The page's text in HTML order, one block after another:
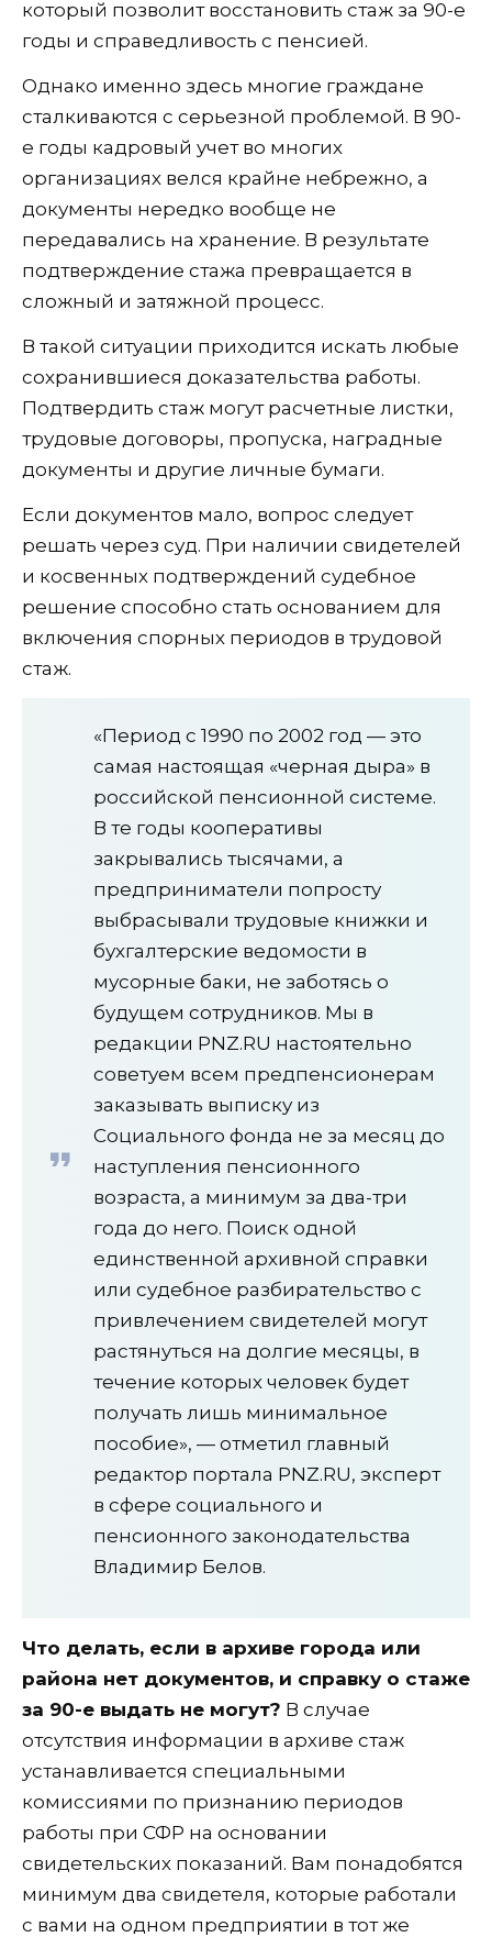
который позволит восстановить стаж за 90-е
годы и справедливость с пенсией.
Однако именно здесь многие граждане
сталкиваются с серьезной проблемой. В 90-
е годы кадровый учет во многих
организациях велся крайне небрежно, а
документы нередко вообще не
передавались на хранение. В результате
подтверждение стажа превращается в
сложный и затяжной процесс.
В такой ситуации приходится искать любые
сохранившиеся доказательства работы.
Подтвердить стаж могут расчетные листки,
трудовые договоры, пропуска, наградные
документы и другие личные бумаги.
Если документов мало, вопрос следует
решать через суд. При наличии свидетелей
и косвенных подтверждений судебное
решение способно стать основанием для
включения спорных периодов в трудовой
стаж.
«Период с 1990 по 2002 год — это
самая настоящая «черная дыра» в
российской пенсионной системе.
В те годы кооперативы
закрывались тысячами, а
предприниматели попросту
выбрасывали трудовые книжки и
бухгалтерские ведомости в
мусорные баки, не заботясь о
будущем сотрудников. Мы в
редакции PNZ.RU настоятельно
советуем всем предпенсионерам
заказывать выписку из
Социального фонда не за месяц до
наступления пенсионного
возраста, а минимум за два-три
года до него. Поиск одной
единственной архивной справки
или судебное разбирательство с
привлечением свидетелей могут
растянуться на долгие месяцы, в
течение которых человек будет
получать лишь минимальное
пособие», — отметил главный
редактор портала PNZ.RU, эксперт
в сфере социального и
пенсионного законодательства
Владимир Белов.
Что делать, если в архиве города или
района нет документов, и справку о стаже
за 90-е выдать не могут? В случае
отсутствия информации в архиве стаж
устанавливается специальными
комиссиями по признанию периодов
работы при СФР на основании
свидетельских показаний. Вам понадобятся
минимум два свидетеля, которые работали
с вами на одном предприятии в тот же